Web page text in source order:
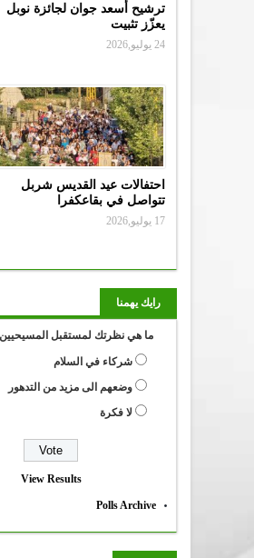
ترشيح أسعد جوان لجائزة نوبل
يعزّز تثبيت
24 يوليو,2026
احتفالات عيد القديس شربل
تتواصل في بقاعكفرا
17 يوليو,2026
رايك يهمنا
ما هي نظرتك لمستقبل
شركاء في السلام
وضعهم الى مزيد من التدهور
لا فكرة
View Results
Polls Archive